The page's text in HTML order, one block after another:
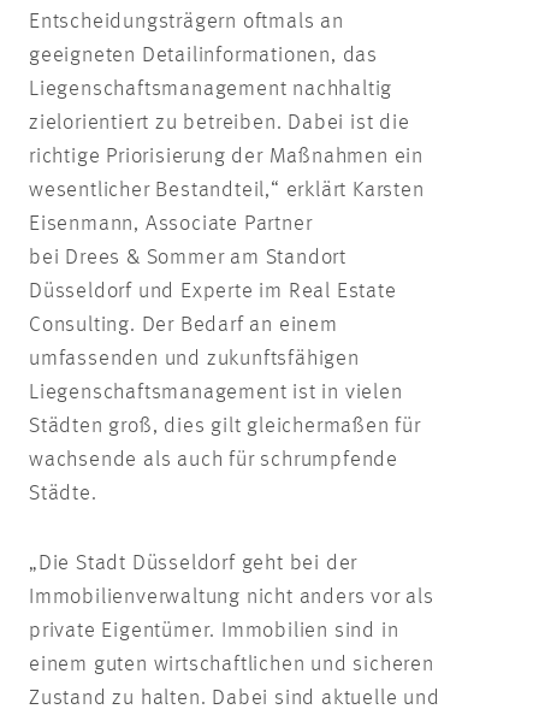
Entscheidungsträgern oftmals an
geeigneten Detailinformationen, das
Liegenschaftsmanagement nachhaltig
zielorientiert zu betreiben. Dabei ist die
richtige Priorisierung der Maßnahmen ein
wesentlicher Bestandteil,“ erklärt Karsten
Eisenmann, Associate Partner
bei Drees & Sommer am Standort
Düsseldorf und Experte im Real Estate
Consulting. Der Bedarf an einem
umfassenden und zukunftsfähigen
Liegenschaftsmanagement ist in vielen
Städten groß, dies gilt gleichermaßen für
wachsende als auch für schrumpfende
Städte.
„Die Stadt Düsseldorf geht bei der
Immobilienverwaltung nicht anders vor als
private Eigentümer. Immobilien sind in
einem guten wirtschaftlichen und sicheren
Zustand zu halten. Dabei sind aktuelle und